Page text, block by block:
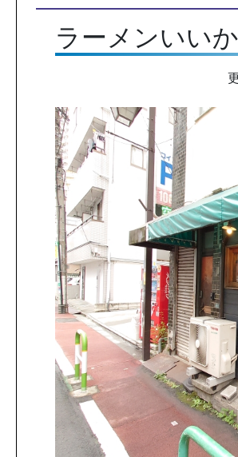
ラーメンいい